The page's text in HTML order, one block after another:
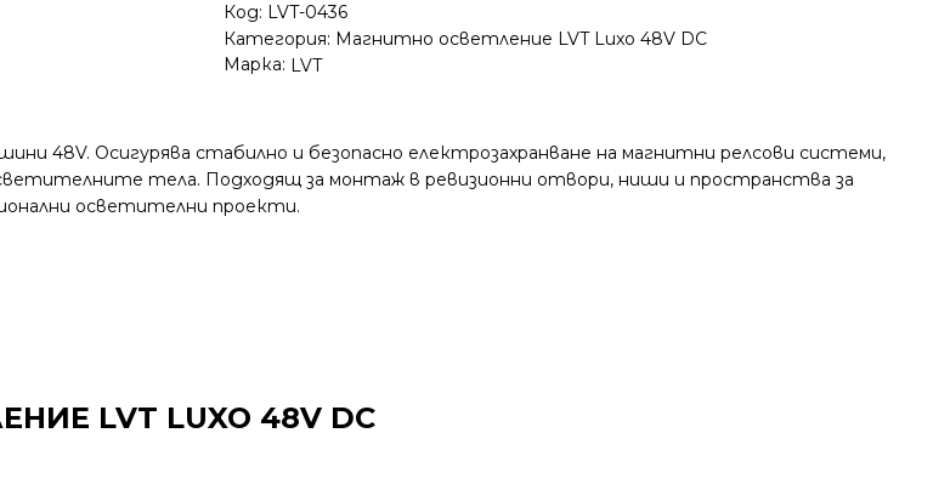
Код: LVT-0436
Категория: Магнитно осветление LVT Luxo 48V DC
Марка: LVT
48V. Осигурява стабилно и безопасно електрозахранване на магнитни релсови системи,
тела. Подходящ за монтаж в ревизионни отвори, ниши и пространства за
осветителни проекти.
LVT LUXO 48V DC